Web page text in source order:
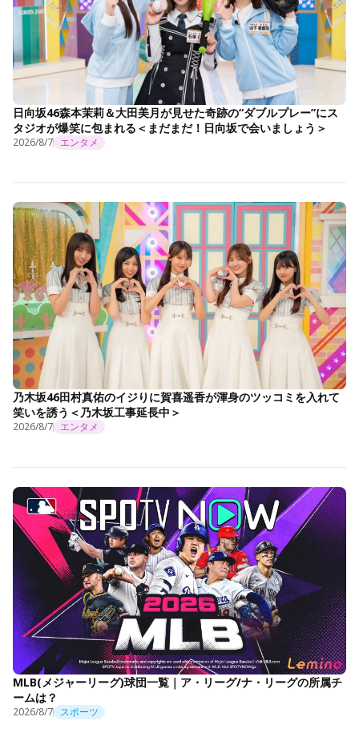
日向坂46森本茉莉＆大田美月が見せた奇跡の“ダブルプレー”にス
タジオが爆笑に包まれる＜まだまだ！日向坂で会いましょう＞
2026/8/7 エンタメ
乃木坂46田村真佑のイジりに賀喜遥香が渾身のツッコミを入れて
笑いを誘う＜乃木坂工事延長中＞
2026/8/7 エンタメ
MLB(メジャーリーグ)球団一覧｜ア・リーグ/ナ・リーグの所属チ
ームは？
2026/8/7 スポーツ